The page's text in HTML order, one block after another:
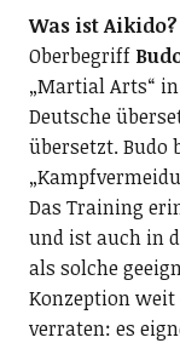
Was ist Aikido?
Oberbegriff
„Martial Arts“
Deutsche
übersetzt. Budo
Das Training
und ist auch in
als solche
Konzeption
verraten: es